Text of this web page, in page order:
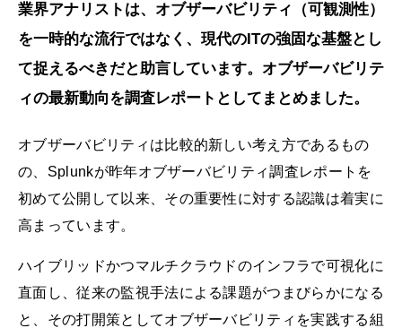
業界アナリストは、オブザーバビリティ（可観測性）
を一時的な流行ではなく、現代のITの強固な基盤とし
て捉えるべきだと助言しています。オブザーバビリテ
ィの最新動向を調査レポートとしてまとめました。
オブザーバビリティは比較的新しい考え方であるもの
の、Splunkが昨年オブザーバビリティ調査レポートを
初めて公開して以来、その重要性に対する認識は着実に
高まっています。
ハイブリッドかつマルチクラウドのインフラで可視化に
直面し、従来の監視手法による課題がつまびらかになる
と、その打開策としてオブザーバビリティを実践する組